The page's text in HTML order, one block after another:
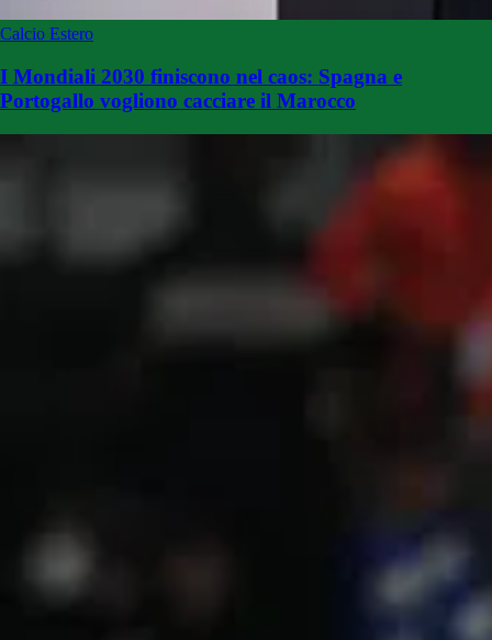
Calcio Estero
I Mondiali 2030 finiscono nel caos: Spagna e
Portogallo vogliono cacciare il Marocco